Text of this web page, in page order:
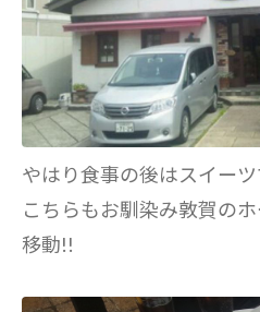
やはり食事の後はスイー
こちらもお馴染み敦賀の
移動!!